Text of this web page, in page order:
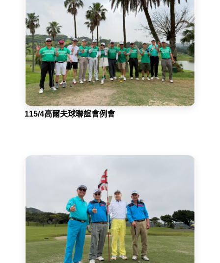
115/4高爾夫球聯誼會例會